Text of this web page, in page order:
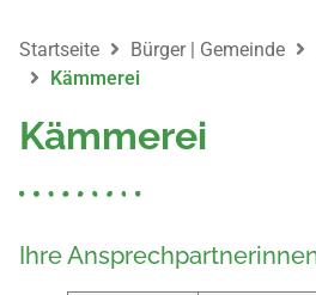
Startseite Bürger | Gemeinde
Kämmerei
Kämmerei
Ihre